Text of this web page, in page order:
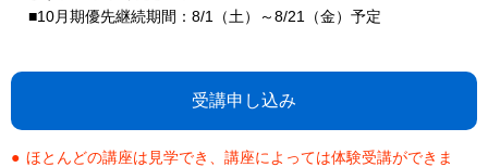
■10月期優先継続期間：8/1（土）～8/21（金）予定
受講申し込み
ほとんどの講座は見学でき、講座によっては体験受講ができま